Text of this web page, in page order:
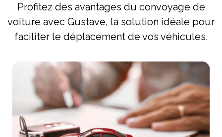
Profitez des avantages du convoyage de
voiture avec Gustave, la solution idéale pour
faciliter le déplacement de vos véhicules.